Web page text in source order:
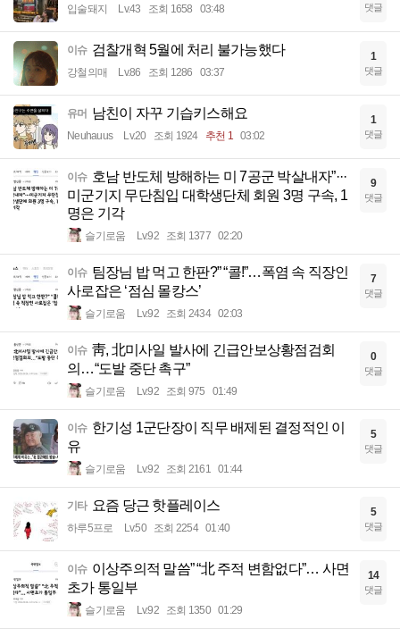
입술돼지 Lv.43 조회 1658 03:48 댓글
이슈 검찰개혁 5월에 처리 불가능했다
강철의매 Lv.86 조회 1286 03:37
1
댓글
유머 남친이 자꾸 기습키스해요
Neuhauus Lv.20 조회 1924 추천 1 03:02
1
댓글
이슈 호남 반도체 방해하는 미 7공군 박살내자”···
미군기지 무단침입 대학생단체 회원 3명 구속, 1
명은 기각
슬기로움 Lv.92 조회 1377 02:20
9
댓글
이슈 팀장님 밥 먹고 한판?” “콜!”…폭염 속 직장인
사로잡은 ‘점심 몰캉스’
슬기로움 Lv.92 조회 2434 02:03
7
댓글
이슈 靑, 北미사일 발사에 긴급안보상황점검회
의…“도발 중단 촉구”
슬기로움 Lv.92 조회 975 01:49
0
댓글
이슈 한기성 1군단장이 직무 배제된 결정적인 이
유
슬기로움 Lv.92 조회 2161 01:44
5
댓글
기타 요즘 당근 핫플레이스
하루5프로 Lv.50 조회 2254 01:40
5
댓글
이슈 이상주의적 말씀” “北 주적 변함없다”… 사면
초가 통일부
슬기로움 Lv.92 조회 1350 01:29
14
댓글